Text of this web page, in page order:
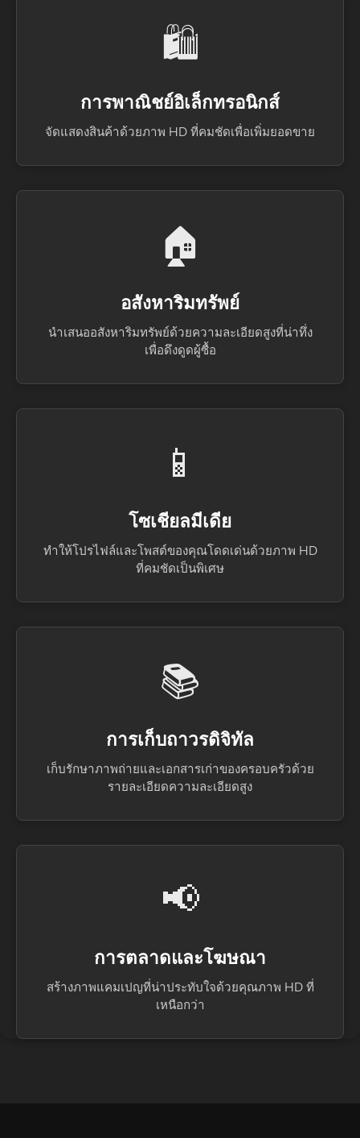
🛍️
การพาณิชย์อิเล็กทรอนิกส์
จัดแสดงสินค้าด้วยภาพ HD ที่คมชัดเพื่อเพิ่มยอดขาย
🏠
อสังหาริมทรัพย์
นำเสนออสังหาริมทรัพย์ด้วยความละเอียดสูงที่น่าทึ่ง
เพื่อดึงดูดผู้ซื้อ
📱
โซเชียลมีเดีย
ทำให้โปรไฟล์และโพสต์ของคุณโดดเด่นด้วยภาพ HD
ที่คมชัดเป็นพิเศษ
📚
การเก็บถาวรดิจิทัล
เก็บรักษาภาพถ่ายและเอกสารเก่าของครอบครัวด้วย
รายละเอียดความละเอียดสูง
📢
การตลาดและโฆษณา
สร้างภาพแคมเปญที่น่าประทับใจด้วยคุณภาพ HD ที่
เหนือกว่า